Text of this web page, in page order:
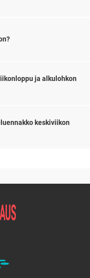
ja alkulohkon
keskiviikon